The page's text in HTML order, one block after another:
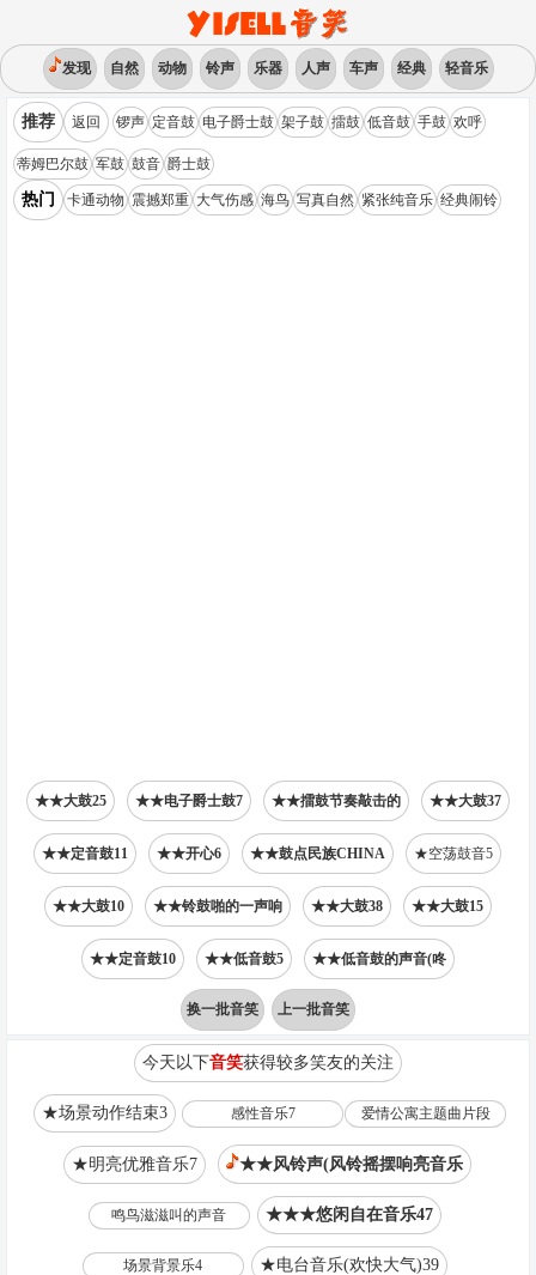
发现 自然 动物 铃声 乐器 人声 车声 经典 轻音乐
推荐 返回 锣声 定音鼓 电子爵士鼓 架子鼓 擂鼓 低音鼓 手鼓 欢呼
蒂姆巴尔鼓 军鼓 鼓音 爵士鼓
热门 卡通动物 震撼郑重 大气伤感 海鸟 写真自然 紧张纯音乐 经典闹铃
★★大鼓25 ★★电子爵士鼓7 ★★擂鼓节奏敲击的 ★★大鼓37
★★定音鼓11 ★★开心6 ★★鼓点民族CHINA ★空荡鼓音5
★★大鼓10 ★★铃鼓啪的一声响 ★★大鼓38 ★★大鼓15
★★定音鼓10 ★★低音鼓5 ★★低音鼓的声音(咚
换一批音笑 上一批音笑
今天以下音笑获得较多笑友的关注
★场景动作结束3 感性音乐7 爱情公寓主题曲片段
★明亮优雅音乐7 ★★风铃声(风铃摇摆响亮音乐
鸣鸟滋滋叫的声音 ★★★悠闲自在音乐47
场景背景乐4 ★电台音乐(欢快大气)39